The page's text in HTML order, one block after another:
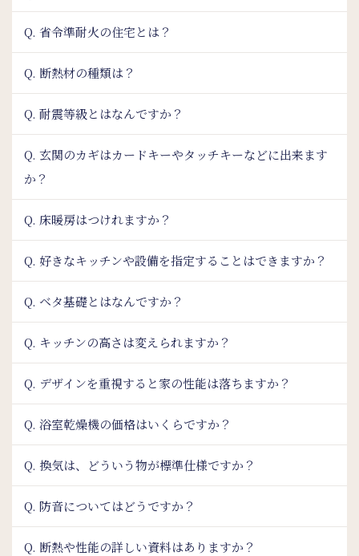
Q. 省令準耐火の住宅とは？
Q. 断熱材の種類は？
Q. 耐震等級とはなんですか？
Q. 玄関のカギはカードキーやタッチキーなどに出来ます
か？
Q. 床暖房はつけれますか？
Q. 好きなキッチンや設備を指定することはできますか？
Q. ベタ基礎とはなんですか？
Q. キッチンの高さは変えられますか？
Q. デザインを重視すると家の性能は落ちますか？
Q. 浴室乾燥機の価格はいくらですか？
Q. 換気は、どういう物が標準仕様ですか？
Q. 防音についてはどうですか？
Q. 断熱や性能の詳しい資料はありますか？